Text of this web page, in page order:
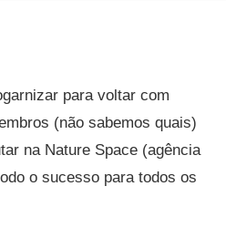
para voltar com
(não sabemos quais)
na Nature Space (agência
o sucesso para todos os